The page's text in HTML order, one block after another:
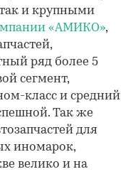
и крупными
«АМИКО»,
ряд более 5
сегмент,
класс и средний
Так же
для
иномарок,
велико и на